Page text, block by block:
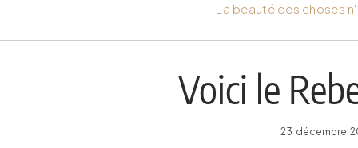
La beauté des choses
Voici le
23 décembre